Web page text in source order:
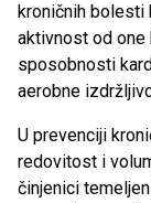
kroničnih bolesti
aktivnost od one
sposobnosti
aerobne
U prevenciji
redovitost i
činjenici